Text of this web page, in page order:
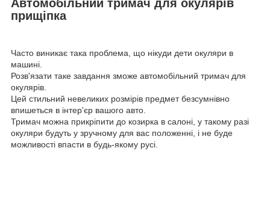
Автомобільний тримач для окулярів
прищіпка
Часто виникає така проблема, що нікуди дети окуляри в
машині.
Розв'язати таке завдання зможе автомобільний тримач для
окулярів.
Цей стильний невеликих розмірів предмет безсумнівно
впишеться в інтер'єр вашого авто.
Тримач можна прикріпити до козирка в салоні, у такому разі
окуляри будуть у зручному для вас положенні, і не буде
можливості впасти в будь-якому русі.